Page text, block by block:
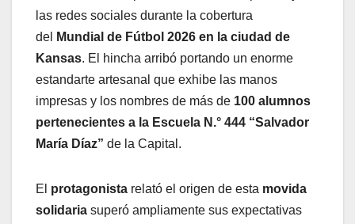
las redes sociales durante la cobertura
del
Mundial de Fútbol 2026 en la ciudad de
Kansas. El hincha arribó portando un enorme
estandarte artesanal que exhibe las manos
impresas y los nombres de más de 100 alumnos
pertenecientes a la Escuela N.° 444 “Salvador
María Díaz” de la Capital.
El protagonista relató el origen de esta movida
solidaria superó ampliamente sus expectativas